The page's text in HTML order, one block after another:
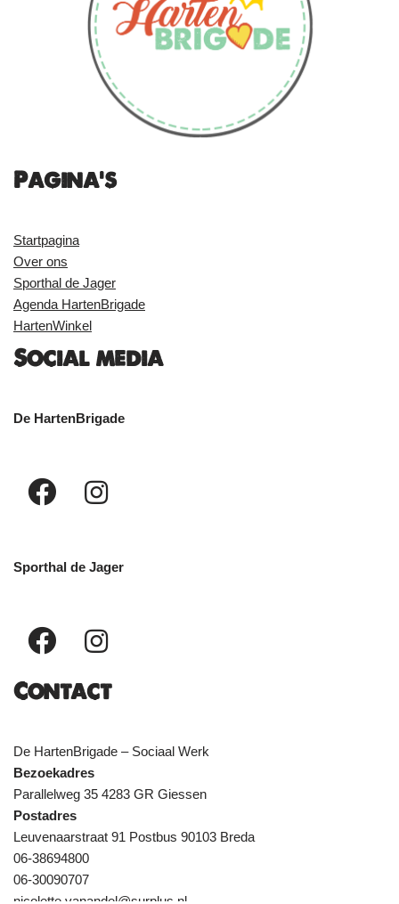
Pagina's
Startpagina
Over ons
Sporthal de Jager
Agenda HartenBrigade
HartenWinkel
Social media
De HartenBrigade
Sporthal de Jager
Contact
De HartenBrigade – Sociaal Werk
Bezoekadres
Parallelweg 35 4283 GR Giessen
Postadres
Leuvenaarstraat 91 Postbus 90103 Breda
06-38694800
06-30090707
nicolette.vanandel@surplus.nl